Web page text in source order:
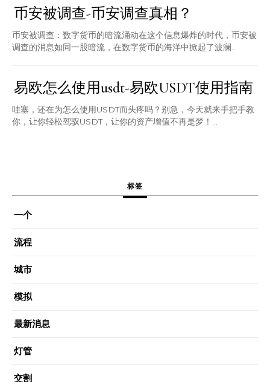
币安被调查-币安调查真相？
币安被调查：数字货币的暗流涌动在这个信息爆炸的时代，币安被
调查的消息如同一股暗流，在数字货币的海洋中掀起了波澜...
易欧怎么使用usdt-易欧USDT使用指南
哇塞，还在为怎么使用USDT而头疼吗？别急，今天就来手把手教
你，让你轻松驾驭USDT，让你的资产增值不再是梦！...
标签
一个
流程
城市
模拟
最新消息
灯管
交割